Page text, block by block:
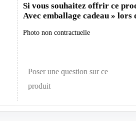
Si vous souhaitez offrir ce
Avec emballage cadeau » lors
Photo non contractuelle
Poser une question sur ce
produit